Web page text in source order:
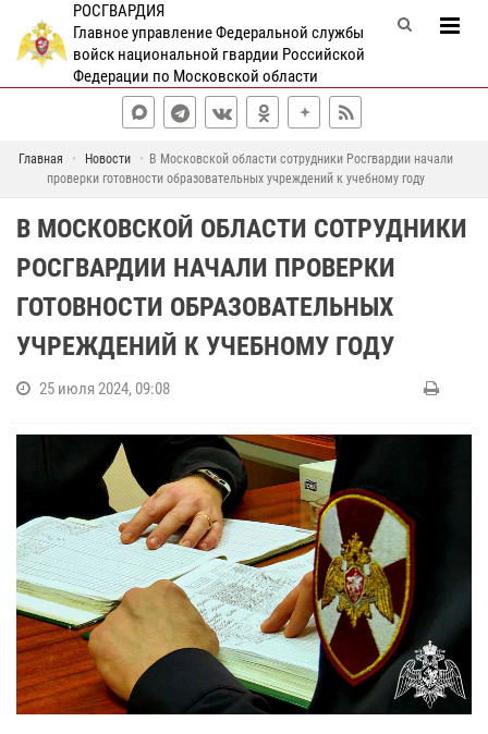
РОСГВАРДИЯ
Главное управление Федеральной службы
войск национальной гвардии Российской
Федерации по Московской области
Главная Новости
В Московской области сотрудники Росгвардии начали
проверки готовности образовательных учреждений к учебному году
В МОСКОВСКОЙ ОБЛАСТИ СОТРУДНИКИ
РОСГВАРДИИ НАЧАЛИ ПРОВЕРКИ
ГОТОВНОСТИ ОБРАЗОВАТЕЛЬНЫХ
УЧРЕЖДЕНИЙ К УЧЕБНОМУ ГОДУ
25 июля 2024, 09:08